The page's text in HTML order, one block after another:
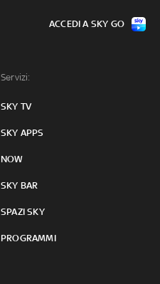
Servizi:
SKY TV
SKY APPS
NOW
SKY BAR
SPAZI SKY
PROGRAMMI
ACCEDI A SKY GO